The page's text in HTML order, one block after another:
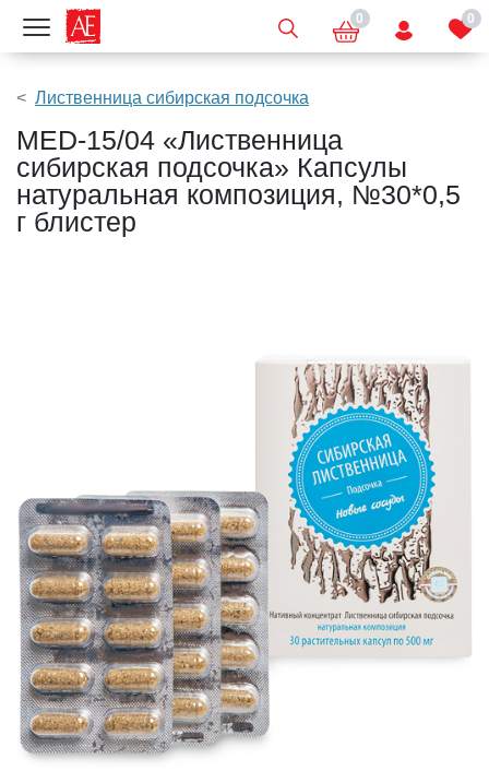
Показать меню 0 0
Лиственница сибирская подсочка
MED-15/04 «Лиственница
сибирская подсочка» Капсулы
натуральная композиция, №30*0,5
г блистер